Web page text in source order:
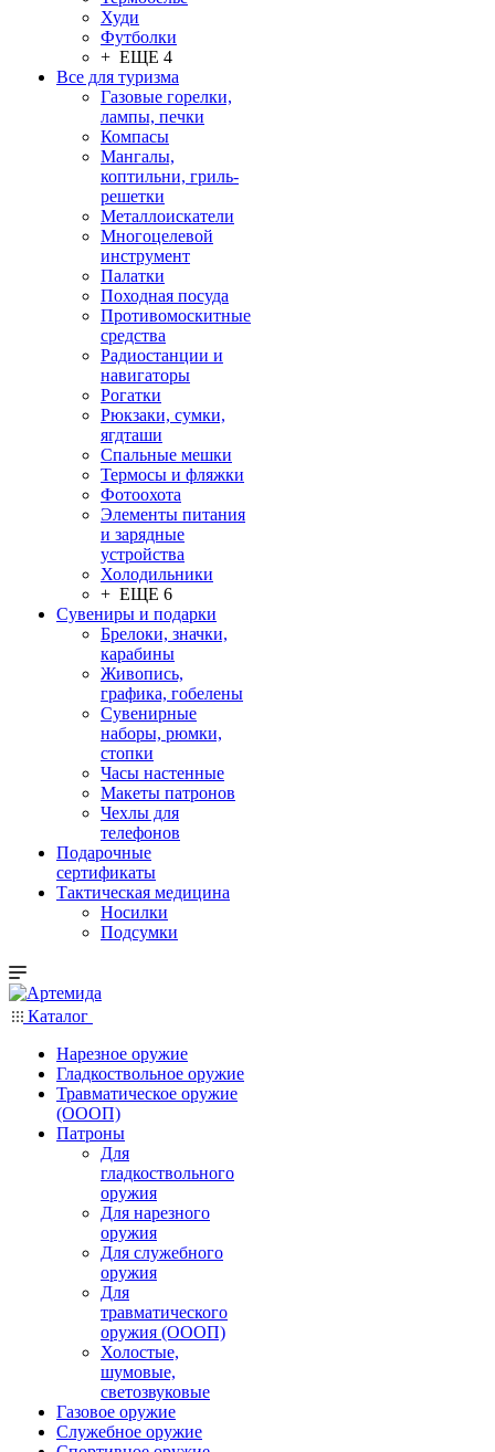
Худи
Футболки
+ ЕЩЕ 4
Все для туризма
Газовые горелки,
лампы, печки
Компасы
Мангалы,
коптильни, гриль-
решетки
Металлоискатели
Многоцелевой
инструмент
Палатки
Походная посуда
Противомоскитные
средства
Радиостанции и
навигаторы
Рогатки
Рюкзаки, сумки,
ягдташи
Спальные мешки
Термосы и фляжки
Фотоохота
Элементы питания
и зарядные
устройства
Холодильники
+ ЕЩЕ 6
Сувениры и подарки
Брелоки, значки,
карабины
Живопись,
графика, гобелены
Сувенирные
наборы, рюмки,
стопки
Часы настенные
Макеты патронов
Чехлы для
телефонов
Подарочные
сертификаты
Тактическая медицина
Носилки
Подсумки
Каталог
Нарезное оружие
Гладкоствольное оружие
Травматическое оружие
(ОООП)
Патроны
Для
гладкоствольного
оружия
Для нарезного
оружия
Для служебного
оружия
Для
травматического
оружия (ОООП)
Холостые,
шумовые,
светозвуковые
Газовое оружие
Служебное оружие